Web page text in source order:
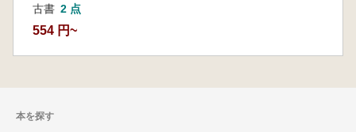
古書 2 点
554 円~
本を探す